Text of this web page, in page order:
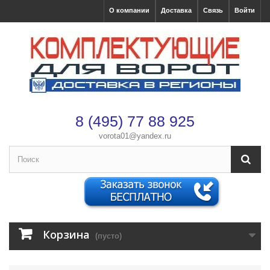
Войти
Связь
Доставка
О компании
8 (495) 77 88 925
vorota01@yandex.ru
Корзина (пусто)
Оформление заказа
После оформления заказа с вами свяжется менеджер